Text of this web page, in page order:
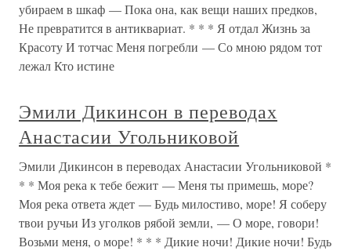
убираем в шкаф — Пока она, как вещи наших предков,
Не превратится в антиквариат. * * * Я отдал Жизнь за
Красоту И тотчас Меня погребли — Со мною рядом тот
лежал Кто истине
Эмили Дикинсон в переводах
Анастасии Угольниковой
Эмили Дикинсон в переводах Анастасии Угольниковой *
* * Моя река к тебе бежит — Меня ты примешь, море?
Моя река ответа ждет — Будь милостиво, море! Я соберу
твои ручьи Из уголков рябой земли, — О море, говори!
Возьми меня, о море! * * * Дикие ночи! Дикие ночи! Будь